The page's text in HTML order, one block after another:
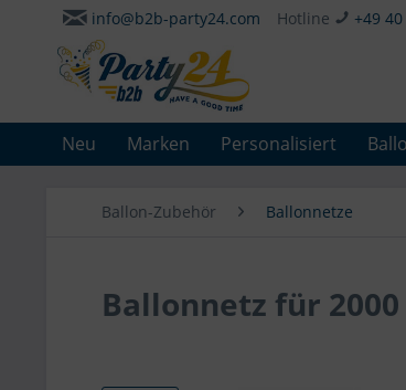
info@b2b-party24.com Hotline +49
Neu Marken Personalisiert
Ballon-Zubehör Ballonnetze
Ballonnetz für